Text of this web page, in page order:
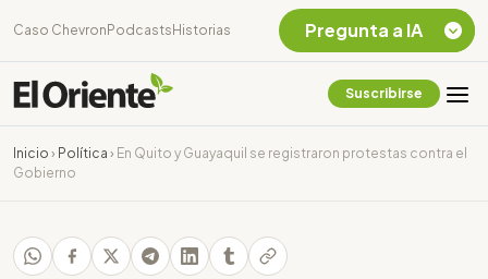
Caso Chevron Podcasts Historias
Suscribirse
Inicio › Política › En Quito y Guayaquil se registraron protestas contra el
Gobierno
Pregunta a IA
Chevron Ecuador